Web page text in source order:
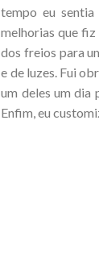
tempo eu
melhorias que
dos freios para
e de luzes. Fui
um deles um
Enfim, eu